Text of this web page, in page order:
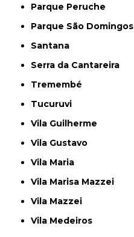
Parque Peruche
Parque São Domingos
Santana
Serra da Cantareira
Tremembé
Tucuruvi
Vila Guilherme
Vila Gustavo
Vila Maria
Vila Marisa Mazzei
Vila Mazzei
Vila Medeiros